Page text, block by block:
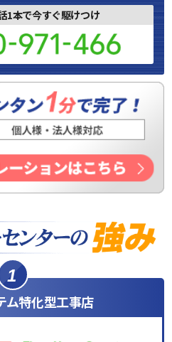
1本で今すぐ駆けつけ
1
ム特化型工事店